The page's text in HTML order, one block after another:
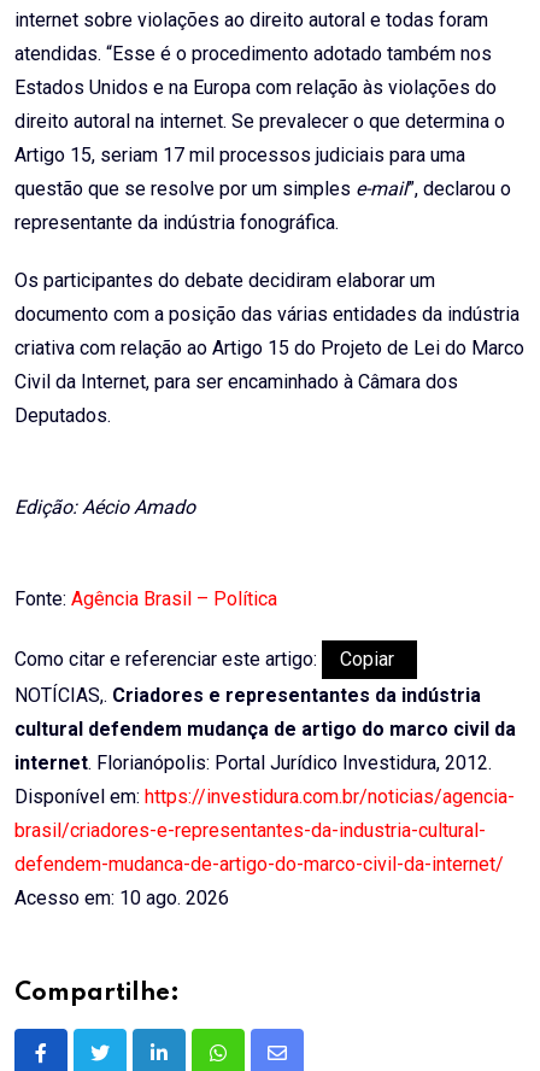
internet sobre violações ao direito autoral e todas foram
atendidas. “Esse é o procedimento adotado também nos
Estados Unidos e na Europa com relação às violações do
direito autoral na internet. Se prevalecer o que determina o
Artigo 15, seriam 17 mil processos judiciais para uma
questão que se resolve por um simples e-mail”, declarou o
representante da indústria fonográfica.
Os participantes do debate decidiram elaborar um
documento com a posição das várias entidades da indústria
criativa com relação ao Artigo 15 do Projeto de Lei do Marco
Civil da Internet, para ser encaminhado à Câmara dos
Deputados.
Edição: Aécio Amado
Fonte: Agência Brasil – Política
Como citar e referenciar este artigo:
Copiar
NOTÍCIAS,. Criadores e representantes da indústria
cultural defendem mudança de artigo do marco civil da
internet. Florianópolis: Portal Jurídico Investidura, 2012.
Disponível em: https://investidura.com.br/noticias/agencia-
brasil/criadores-e-representantes-da-industria-cultural-
defendem-mudanca-de-artigo-do-marco-civil-da-internet/
Acesso em: 10 ago. 2026
Compartilhe: